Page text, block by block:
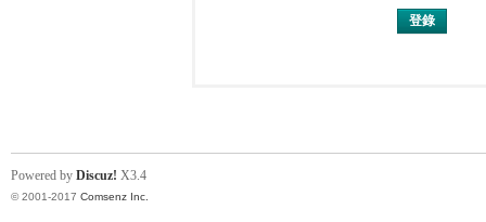
登錄
Powered by Discuz! X3.4
© 2001-2017 Comsenz Inc.